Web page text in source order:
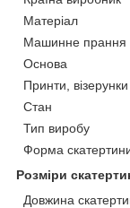
Матеріал
Машинне прання
Основа
Принти, візерунки
Стан
Тип виробу
Форма
Розміри
Довжина